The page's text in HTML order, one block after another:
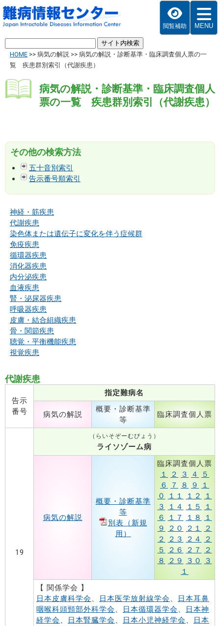
閲覧補助 MENU
HOME >> 病気の解説 >> 病気の解説・診断基準・臨床調査個人票の一
覧 疾患群別索引（代謝疾患）
病気の解説・診断基準・臨床調査個人
票の一覧 疾患群別索引（代謝疾患）
その他の検索方法
五十音別索引
告示番号順索引
神経・筋疾患
代謝疾患
染色体または遺伝子に変化を伴う症候群
免疫疾患
循環器疾患
消化器疾患
内分泌疾患
血液疾患
腎・泌尿器疾患
呼吸器疾患
皮膚・結合組織疾患
骨・関節疾患
聴覚・平衡機能疾患
視覚疾患
代謝疾患
告示
番号
指定難病名
病気の解説
概要・診断基準
等
臨床調査個人票
19
（らいそぞーむびょう）
ライソゾーム病
病気の解説
概要・診断基準
等
別表（新規
用）
臨床調査個人票
１
２ ３ ４
５
６
７ ８ ９
１
０
１１ １２
１
３
１４ １５
１
６
１７ １８
１
９
２０ ２１
２
２
２３ ２４
２
５
２６ ２７
２
８
２９ ３０
３
１
【 関係学会 】
日本皮膚科学会 、 日本医学放射線学会 、
日本耳鼻
咽喉科頭頸部外科学会 、 日本循環器学会 、
日本神
経学会 、 日本腎臓学会 、 日本小児神経学会 、
日本